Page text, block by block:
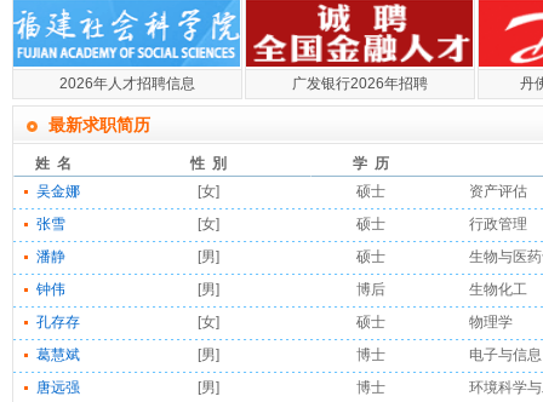
2026年人才招聘信息 广发银行2026年招聘 丹
最新求职简历
姓 名 性 別
学 历
吴金娜
[女] 硕士
资产评估
张雪
[女] 硕士
行政管理
潘静
[男] 硕士
生物与医
钟伟
[男] 博后
生物化工
孔存存
[女] 硕士
物理学
葛慧斌
[男] 博士
电子与信息
唐远强
[男] 博士
环境科学